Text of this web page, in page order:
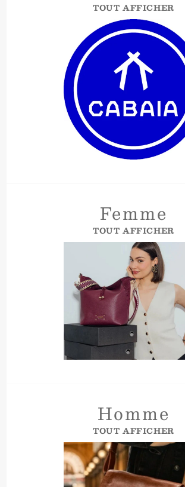
TOUT AFFICHER
Femme
TOUT AFFICHER
Homme
TOUT AFFICHER